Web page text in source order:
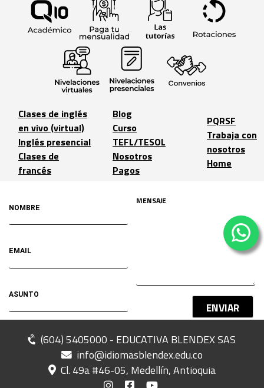
Clases de inglés
en vivo (virtual)
Inglés presencial
Clases de
francés
Blog
Curso
TEFL/TESOL
Nosotros
Pagos
PQRSF
Trabaja con
nosotros
Home
(604) 5405000 - EDUCATIVA BLENDEX SAS
info@idiomasblendex.edu.co
Cl. 49a #46-05, Medellín, Antioquia
ENVIAR